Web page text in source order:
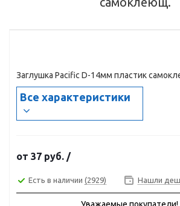
Заглушка Pacific D-14мм пластик
Все характеристики
от 37 руб. /
Есть в наличии (2929) Нашли